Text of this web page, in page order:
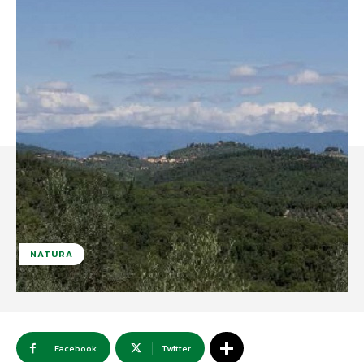
NATURA
Facebook Twitter